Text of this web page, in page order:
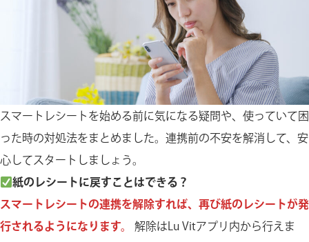
スマートレシートを始める前に気になる疑問や、使っていて困
った時の対処法をまとめました。連携前の不安を解消して、安
心してスタートしましょう。
紙のレシートに戻すことはできる？
スマートレシートの連携を解除すれば、再び紙のレシートが発
行されるようになります。
解除はLu Vitアプリ内から行えま